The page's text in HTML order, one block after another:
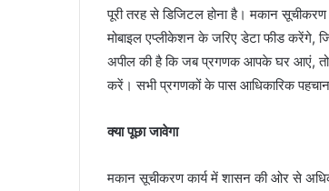
पूरी तरह से डिजिटल होना है। मकान
मोबाइल एप्लीकेशन के जरिए डेटा फीड करेंगे,
अपील की है कि जब प्रगणक आपके घर आएं, तो
करें। सभी प्रगणकों के पास आधिकारिक
क्‍या पूछा जावेगा
मकान सूचीकरण कार्य में शासन की ओर से